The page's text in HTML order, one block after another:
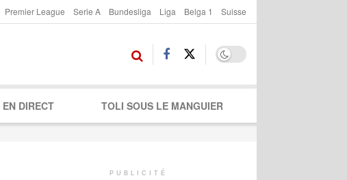
Premier League Serie A Bundesliga Liga Belga 1 Suisse
EN DIRECT TOLI SOUS LE MANGUIER
PUBLICITÉ